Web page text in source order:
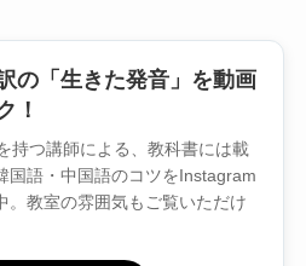
の「生きた発音」を動画
！
持つ講師による、教科書には載
国語・中国語のコツをInstagram
。教室の雰囲気もご覧いただけ